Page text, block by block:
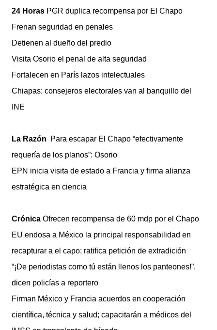
24 Horas PGR duplica recompensa por El Chapo
Frenan seguridad en penales
Detienen al dueño del predio
Visita Osorio el penal de alta seguridad
Fortalecen en París lazos intelectuales
Chiapas: consejeros electorales van al banquillo del
INE
La Razón Para escapar El Chapo “efectivamente
requería de los planos”: Osorio
EPN inicia visita de estado a Francia y firma alianza
estratégica en ciencia
Crónica Ofrecen recompensa de 60 mdp por el Chapo
EU endosa a México la principal responsabilidad en
recapturar a el capo; ratifica petición de extradición
“¡De periodistas como tú están llenos los panteones!”,
dicen policías a reportero
Firman México y Francia acuerdos en cooperación
científica, técnica y salud; capacitarán a médicos del